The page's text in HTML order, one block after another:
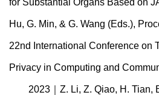
for Substantial Organs Based on
Hu, G. Min, & G. Wang (Eds.),
22nd International Conference on
Privacy in Computing and
2023｜Z. Li, Z. Qiao, H. Tian,